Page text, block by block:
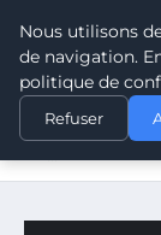
ACCUEIL
LE BILAN
Nous utilisons
de navigation.
politique de
Refuser